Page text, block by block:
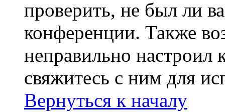
проверить, не был ли
конференции. Также
неправильно
свяжитесь с ним для
Вернуться к началу